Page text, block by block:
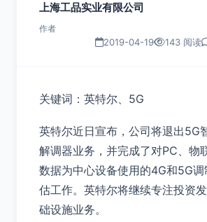
上海工品实业有限公司
作者
2019-04-19 143 阅读
关键词：英特尔、5G
英特尔近日宣布，公司将退出5G
解调器业务，并完成了对PC、物
数据为中心设备使用的4G和5G
估工作。英特尔将继续专注投资
础设施业务。